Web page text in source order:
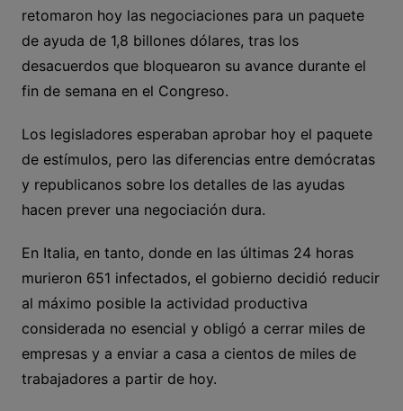
retomaron hoy las negociaciones para un paquete
de ayuda de 1,8 billones dólares, tras los
desacuerdos que bloquearon su avance durante el
fin de semana en el Congreso.
Los legisladores esperaban aprobar hoy el paquete
de estímulos, pero las diferencias entre demócratas
y republicanos sobre los detalles de las ayudas
hacen prever una negociación dura.
En Italia, en tanto, donde en las últimas 24 horas
murieron 651 infectados, el gobierno decidió reducir
al máximo posible la actividad productiva
considerada no esencial y obligó a cerrar miles de
empresas y a enviar a casa a cientos de miles de
trabajadores a partir de hoy.